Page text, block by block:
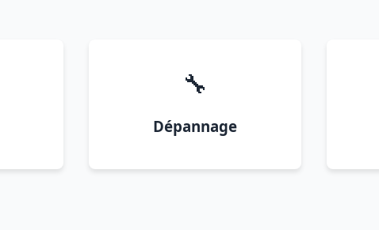
🔧
Dépannage